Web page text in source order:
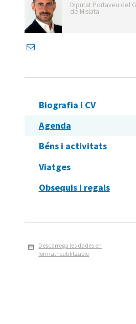
Diputat Portaveu del
de Mislata
Biografia i CV
Agenda
Béns i activitats
Viatges
Obsequis i regals
Descarrega les dades en
format reutilitzable